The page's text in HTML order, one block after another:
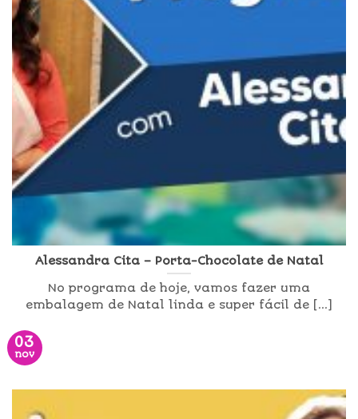
Alessandra Cita – Porta-Chocolate de Natal
No programa de hoje, vamos fazer uma
embalagem de Natal linda e super fácil de [...]
03
nov